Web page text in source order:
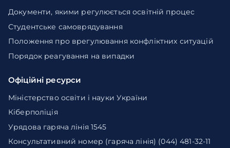
Документи, якими регулюється освітній процес
Студентське самоврядування
Положення про врегулювання конфліктних ситуацій
Порядок реагування на випадки
Офіційні ресурси
Міністерство освіти і науки України
Кіберполіція
Урядова гаряча лінія 1545
Консультативний номер (гаряча лінія) (044) 481-32-11